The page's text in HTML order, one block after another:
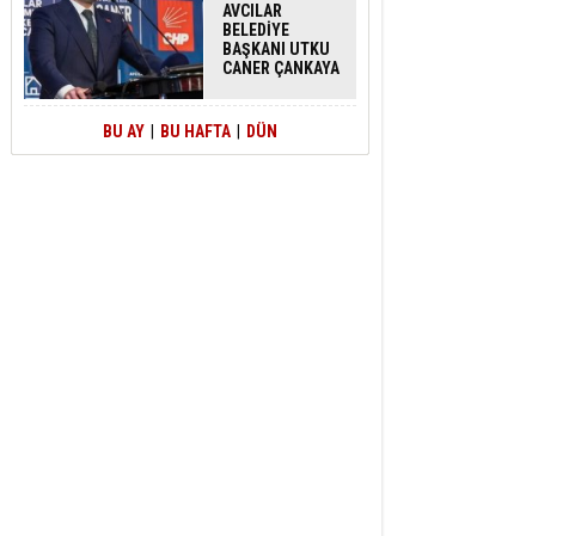
AVCILAR
BELEDİYE
BAŞKANI UTKU
CANER ÇANKAYA
TAHLİYE KARARI
BU AY
BU HAFTA DÜN